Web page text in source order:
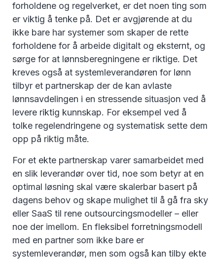
forholdene og regelverket, er det noen ting som
er viktig å tenke på. Det er avgjørende at du
ikke bare har systemer som skaper de rette
forholdene for å arbeide digitalt og eksternt, og
sørge for at lønnsberegningene er riktige. Det
kreves også at systemleverandøren for lønn
tilbyr et partnerskap der de kan avlaste
lønnsavdelingen i en stressende situasjon ved å
levere riktig kunnskap. For eksempel ved å
tolke regelendringene og systematisk sette dem
opp på riktig måte.
For et ekte partnerskap varer samarbeidet med
en slik leverandør over tid, noe som betyr at en
optimal løsning skal være skalerbar basert på
dagens behov og skape mulighet til å gå fra sky
eller SaaS til rene outsourcingsmodeller – eller
noe der imellom. En fleksibel forretningsmodell
med en partner som ikke bare er
systemleverandør, men som også kan tilby ekte